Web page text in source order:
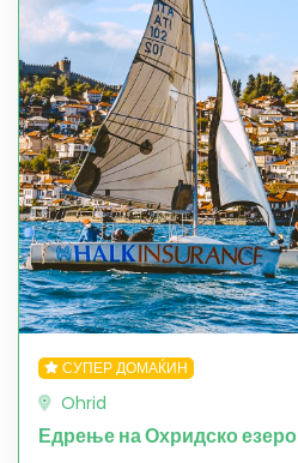
СУПЕР ДОМАЌИН
Ohrid
Едрење на Охридско езеро